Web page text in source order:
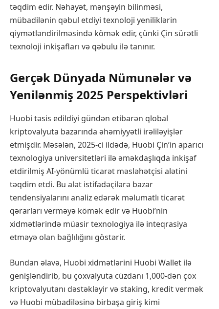
təqdim edir. Nəhayət, mənşəyin bilinməsi,
mübadilənin qəbul etdiyi texnoloji yeniliklərin
qiymətləndirilməsində kömək edir, çünki Çin sürətli
texnoloji inkişafları və qəbulu ilə tanınır.
Gerçək Dünyada Nümunələr və
Yenilənmiş 2025 Perspektivləri
Huobi təsis edildiyi gündən etibarən qlobal
kriptovalyuta bazarında əhəmiyyətli irəliləyişlər
etmişdir. Məsələn, 2025-ci ildədə, Huobi Çin’in aparıcı
texnologiya universitetləri ilə əməkdaşlıqda inkişaf
etdirilmiş AI-yönümlü ticarət məsləhətçisi alətini
təqdim etdi. Bu alət istifadəçilərə bazar
tendensiyalarını analiz edərək məlumatlı ticarət
qərarları verməyə kömək edir və Huobi’nin
xidmətlərində müasir texnologiya ilə inteqrasiya
etməyə olan bağlılığını göstərir.
Bundan əlavə, Huobi xidmətlərini Huobi Wallet ilə
genişləndirib, bu çoxvalyuta cüzdanı 1,000-dən çox
kriptovalyutanı dəstəkləyir və staking, kredit vermək
və Huobi mübadiləsinə birbaşa giriş kimi